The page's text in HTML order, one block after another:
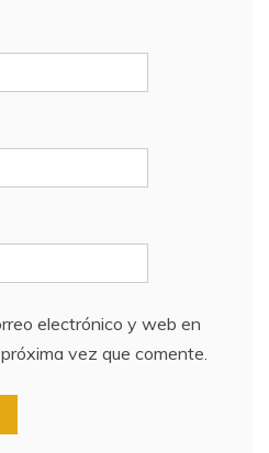
electrónico y web en
vez que comente.